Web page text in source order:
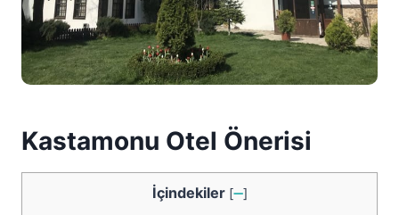
Kastamonu Otel Önerisi
İçindekiler [➖]